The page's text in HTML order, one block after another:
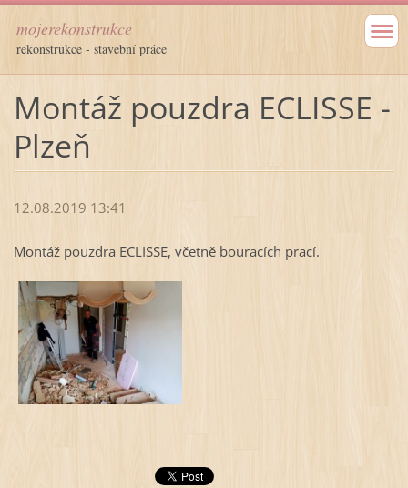
mojerekonstrukce
rekonstrukce - stavební práce
Montáž pouzdra ECLISSE -
Plzeň
12.08.2019 13:41
Montáž pouzdra ECLISSE, včetně bouracích prací.